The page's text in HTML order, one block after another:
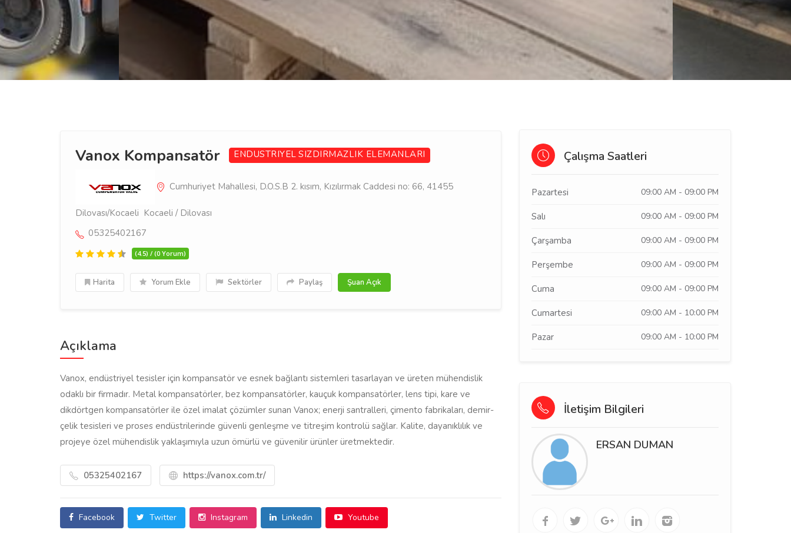
Vanox Kompansatör ENDUSTRIYEL SIZDIRMAZLIK ELEMANLARI
Cumhuriyet Mahallesi, D.O.S.B 2. kısım, Kızılırmak Caddesi no: 66, 41455
Dilovası/Kocaeli Kocaeli / Dilovası
05325402167
(4.5) / (0 Yorum)
Harita Yorum Ekle Sektörler Paylaş Şuan Açık
Açıklama
Vanox, endüstriyel tesisler için kompansatör ve esnek bağlantı sistemleri tasarlayan ve üreten mühendislik
odaklı bir firmadır. Metal kompansatörler, bez kompansatörler, kauçuk kompansatörler, lens tipi, kare ve
dikdörtgen kompansatörler ile özel imalat çözümler sunan Vanox; enerji santralleri, çimento fabrikaları, demir-
çelik tesisleri ve proses endüstrilerinde güvenli genleşme ve titreşim kontrolü sağlar. Kalite, dayanıklılık ve
projeye özel mühendislik yaklaşımıyla uzun ömürlü ve güvenilir ürünler üretmektedir.
05325402167 https://vanox.com.tr/
Facebook Twitter Instagram Linkedin Youtube
Çalışma Saatleri
Pazartesi 09:00 AM - 09:00 PM
Salı 09:00 AM - 09:00 PM
Çarşamba 09:00 AM - 09:00 PM
Perşembe 09:00 AM - 09:00 PM
Cuma 09:00 AM - 09:00 PM
Cumartesi 09:00 AM - 10:00 PM
Pazar 09:00 AM - 10:00 PM
İletişim Bilgileri
ERSAN DUMAN